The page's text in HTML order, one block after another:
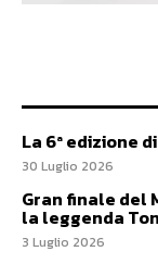
La 6ª edizione
30 Luglio 2026
Gran finale del
la leggenda
3 Luglio 2026